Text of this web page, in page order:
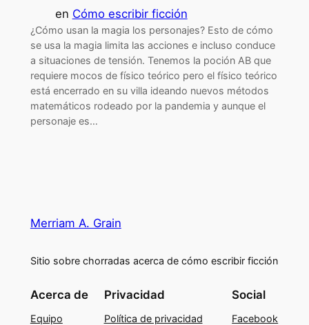
en Cómo escribir ficción
¿Cómo usan la magia los personajes? Esto de cómo
se usa la magia limita las acciones e incluso conduce
a situaciones de tensión. Tenemos la poción AB que
requiere mocos de físico teórico pero el físico teórico
está encerrado en su villa ideando nuevos métodos
matemáticos rodeado por la pandemia y aunque el
personaje es…
Merriam A. Grain
Sitio sobre chorradas acerca de cómo escribir ficción
Acerca de
Equipo
Privacidad
Política de privacidad
Social
Facebook